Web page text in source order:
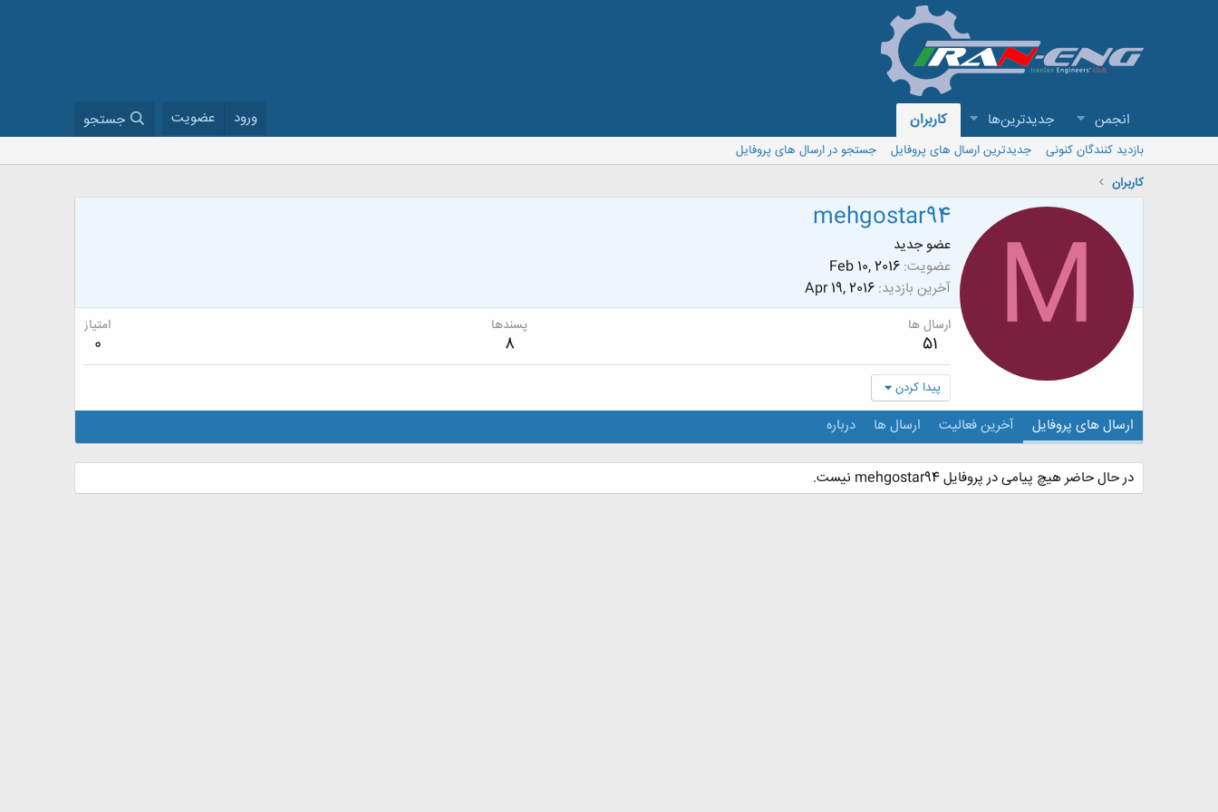
انجمن جدیدترین‌ها کاربران ورود عضویت جستجو
بازدید کنندگان کنونی جدیدترین ارسال های پروفایل
جستجو در ارسال های پروفایل
کاربران
M
mehgostar94
عضو جدید
عضویت Feb 10, 2016
آخرین بازدید Apr 19, 2016
ارسال ها
51
پسندها
8
امتیاز
0
پیدا کردن
ارسال های پروفایل آخرین فعالیت ارسال ها درباره
در حال حاضر هیچ پیامی در پروفایل mehgostar94 نیست.